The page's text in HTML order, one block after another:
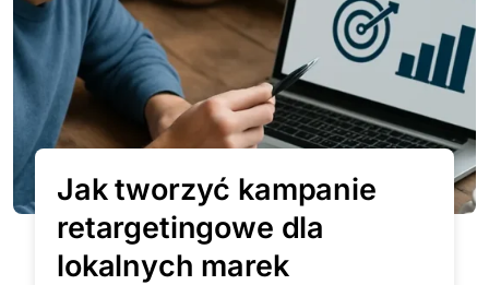
Jak tworzyć kampanie
retargetingowe dla
lokalnych marek